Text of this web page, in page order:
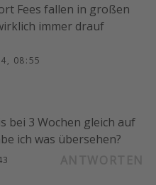
Fees fallen in großen
immer drauf
08:55
bei 3 Wochen gleich auf
ich was übersehen?